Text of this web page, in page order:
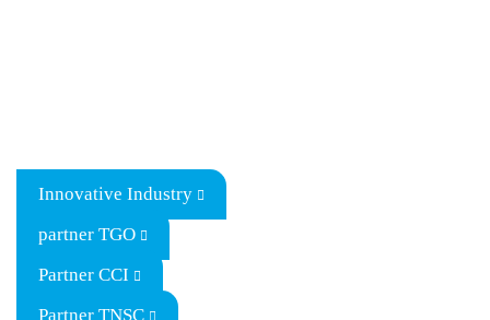
Innovative Industry
partner TGO
Partner CCI
Partner TNSC